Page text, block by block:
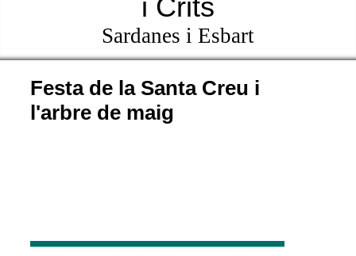
i Crits
Sardanes i Esbart
Festa de la Santa Creu i
l'arbre de maig